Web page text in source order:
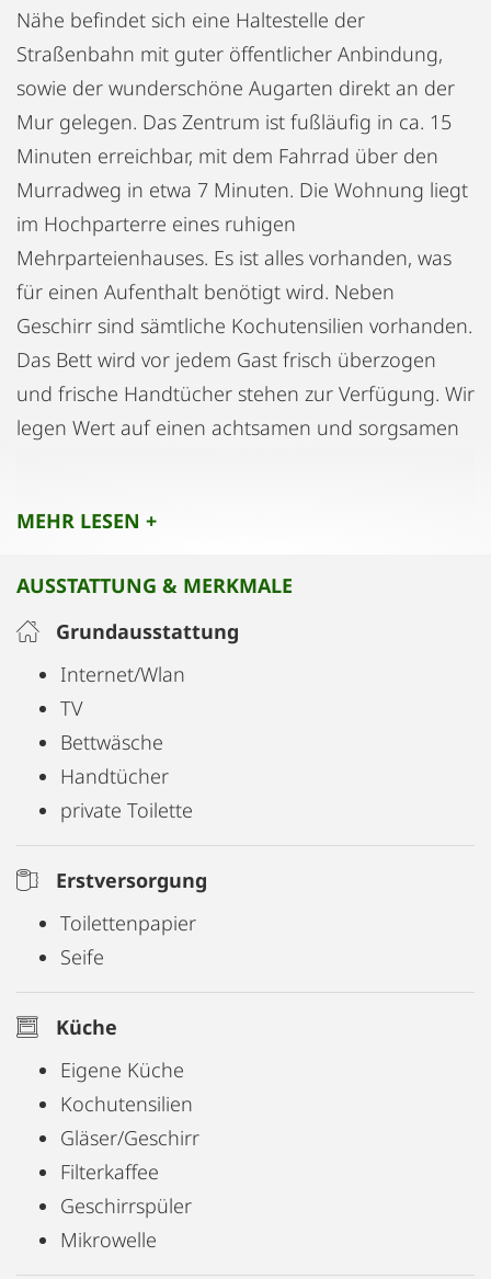
Nähe befindet sich eine Haltestelle der
Straßenbahn mit guter öffentlicher Anbindung,
sowie der wunderschöne Augarten direkt an der
Mur gelegen. Das Zentrum ist fußläufig in ca. 15
Minuten erreichbar, mit dem Fahrrad über den
Murradweg in etwa 7 Minuten. Die Wohnung liegt
im Hochparterre eines ruhigen
Mehrparteienhauses. Es ist alles vorhanden, was
für einen Aufenthalt benötigt wird. Neben
Geschirr sind sämtliche Kochutensilien vorhanden.
Das Bett wird vor jedem Gast frisch überzogen
und frische Handtücher stehen zur Verfügung. Wir
legen Wert auf einen achtsamen und sorgsamen
und die Einrichtung liegen uns sehr am Herzen.
MEHR LESEN +
AUSSTATTUNG & MERKMALE
Grundausstattung
Internet/Wlan
TV
Bettwäsche
Handtücher
private Toilette
Erstversorgung
Toilettenpapier
Seife
Küche
Eigene Küche
Kochutensilien
Gläser/Geschirr
Filterkaffee
Geschirrspüler
Mikrowelle